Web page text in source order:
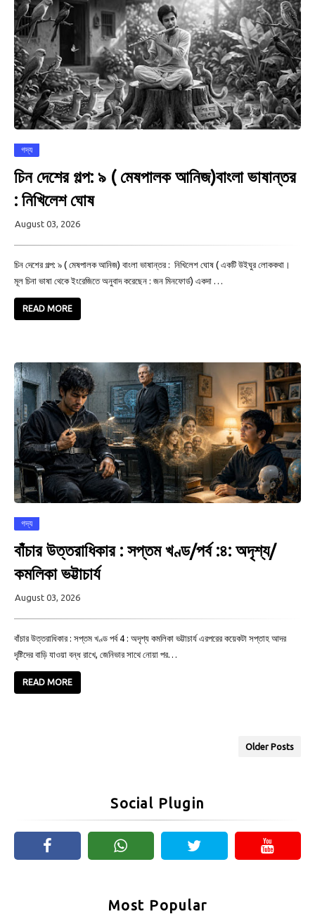
গদ্য
চিন দেশের গল্প: ৯ ( মেষপালক আনিজ)বাংলা ভাষান্তর
: নিখিলেশ ঘোষ
August 03, 2026
চিন দেশের গল্প: ৯ ( মেষপালক আনিজ) বাংলা ভাষান্তর : নিখিলেশ ঘোষ ( একটি উইঘুর লোককথা।
মূল চিনা ভাষা থেকে ইংরেজিতে অনুবাদ করেছেন : জন মিনফোর্ড) একদা …
READ MORE
গদ্য
বাঁচার উত্তরাধিকার : সপ্তম খণ্ড/পর্ব :৪: অদৃশ্য/
কমলিকা ভট্টাচার্য
August 03, 2026
বাঁচার উত্তরাধিকার : সপ্তম খণ্ড পর্ব 4 : অদৃশ্য কমলিকা ভট্টাচার্য এরপরের কয়েকটা সপ্তাহ আদর
দৃষ্টিদের বাড়ি যাওয়া বন্ধ রাখে, জেনিভার সাথে নোয়া পর…
READ MORE
Older Posts
Social Plugin
Most Popular